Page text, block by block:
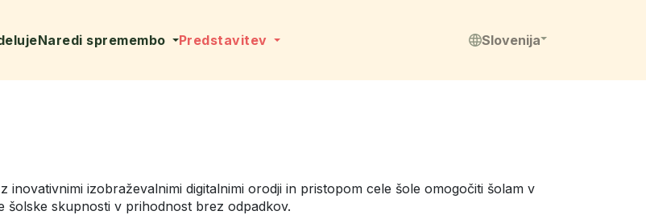
Naredi spremembo Predstavitev Slovenija
izobraževalnimi digitalnimi orodji in pristopom cele šole omogočiti šolam v
šolske skupnosti v prihodnost brez odpadkov.